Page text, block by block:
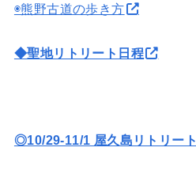
◉熊野古道の歩き方
◆聖地リトリート日程
◎10/29-11/1 屋久島リトリート